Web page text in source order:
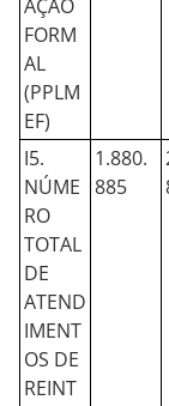
AÇÃO
FORM
AL
(PPLM
EF)
I5.
NÚME
RO
TOTAL
DE
ATEND
IMENT
OS DE
REINT
1.880.
885